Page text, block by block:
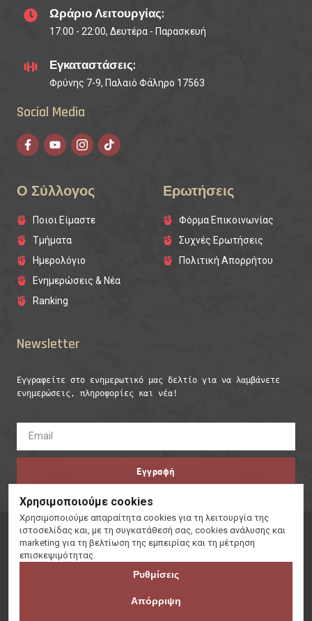
Ωράριο Λειτουργίας:
17:00 - 22:00, Δευτέρα - Παρασκευή
Εγκαταστάσεις:
Φρύνης 7-9, Παλαιό Φάληρο 17563
Social Media
Ο Σύλλογος
Ποιοι Είμαστε
Τμήματα
Ημερολόγιο
Ενημερώσεις & Νέα
Ranking
Ερωτήσεις
Φόρμα Επικοινωνίας
Συχνές Ερωτήσεις
Πολιτική Απορρήτου
Newsletter
Εγγραφείτε στο ενημερωτικό μας δελτίο για να λαμβάνετε
ενημερώσεις, πληροφορίες και νέα!
Εγγραφή
Copyright © 2023 A.S Diallos Karate Club, All rights reserved
Χρησιμοποιούμε cookies
Χρησιμοποιούμε απαραίτητα cookies για τη λειτουργία της
ιστοσελίδας και, με τη συγκατάθεσή σας, cookies ανάλυσης και
marketing για τη βελτίωση της εμπειρίας και τη μέτρηση
επισκεψιμότητας.
Ρυθμίσεις
Απόρριψη